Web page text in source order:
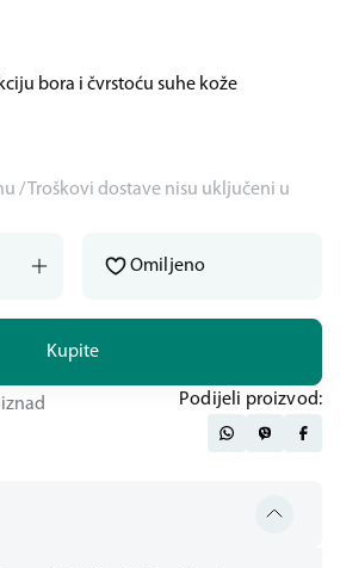
bora i čvrstoću suhe kože
/ Troškovi dostave nisu uključeni u
Kupite
Omiljeno
Podijeli proizvod: